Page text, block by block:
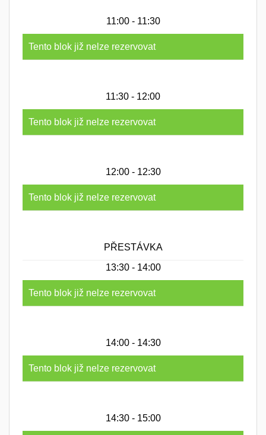
11:00 - 11:30
Tento blok již nelze rezervovat
11:30 - 12:00
Tento blok již nelze rezervovat
12:00 - 12:30
Tento blok již nelze rezervovat
PŘESTÁVKA
13:30 - 14:00
Tento blok již nelze rezervovat
14:00 - 14:30
Tento blok již nelze rezervovat
14:30 - 15:00